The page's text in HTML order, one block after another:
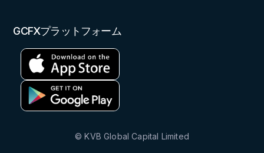
GCFXプラットフォーム
© KVB Global Capital Limited